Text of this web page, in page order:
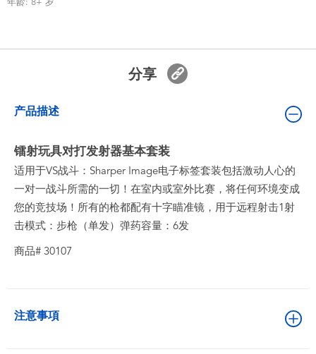
玩具促销
玩具清货
分享
产品描述
镭射玩具对打发射器基本套装
适用于VS战斗：Sharper Image电子标签套装包括激动人心的
一对一战斗所需的一切！在室内或室外比赛，将任何环境变成
您的竞技场！所有的枪都配有十字瞄准镜，用于远程射击1射
击模式：步枪（单发）弹药容量：6发
商品# 30107
注意事項